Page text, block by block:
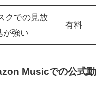
クでの見放
が強い
有料
Musicでの公式動